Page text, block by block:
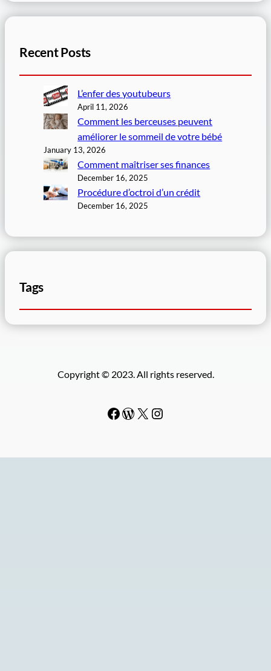
Recent Posts
L’enfer des youtubeurs
April 11, 2026
Comment les berceuses peuvent
améliorer le sommeil de votre bébé
January 13, 2026
Comment maîtriser ses finances
December 16, 2025
Procédure d’octroi d’un crédit
December 16, 2025
Tags
Copyright © 2023. All rights reserved.
Facebook WordPress # Instagram